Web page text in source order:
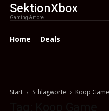
SektionXbox
Gaming & more
Home Deals
Start Schlagworte Koop Game